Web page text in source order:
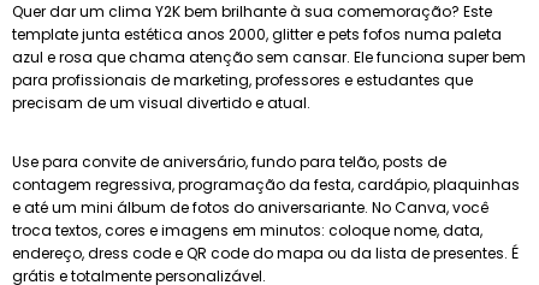
Quer dar um clima Y2K bem brilhante à sua comemoração? Este
template junta estética anos 2000, glitter e pets fofos numa paleta
azul e rosa que chama atenção sem cansar. Ele funciona super bem
para profissionais de marketing, professores e estudantes que
precisam de um visual divertido e atual.
Use para convite de aniversário, fundo para telão, posts de
contagem regressiva, programação da festa, cardápio, plaquinhas
e até um mini álbum de fotos do aniversariante. No Canva, você
troca textos, cores e imagens em minutos: coloque nome, data,
endereço, dress code e QR code do mapa ou da lista de presentes. É
grátis e totalmente personalizável.